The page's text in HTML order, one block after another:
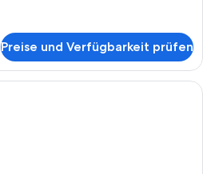
Preise und Verfügbarkeit prüfen
Vierbettzimmer | Schreibtisch,